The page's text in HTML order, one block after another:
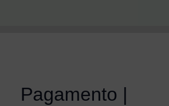
Pagamento |